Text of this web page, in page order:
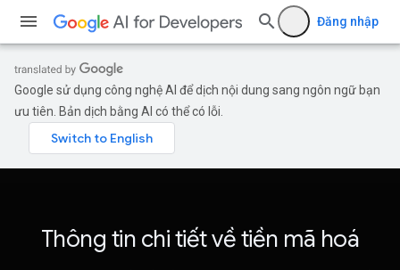
Đăng nhập
Google sử dụng công nghệ AI để dịch nội dung sang ngôn ngữ bạn
ưu tiên. Bản dịch bằng AI có thể có lỗi.
Thông tin chi tiết về tiền mã hoá